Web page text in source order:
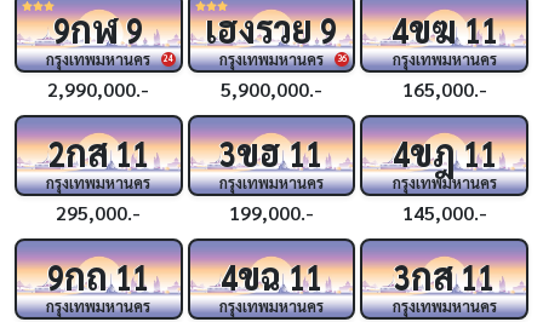
24
9กฬ9
กรุงเทพมหานคร
2,990,000.-
36
เฮงรวย9
กรุงเทพมหานคร
5,900,000.-
4ขฆ11
กรุงเทพมหานคร
165,000.-
2กส11
กรุงเทพมหานคร
295,000.-
3ขฮ11
กรุงเทพมหานคร
199,000.-
4ขฎ11
กรุงเทพมหานคร
145,000.-
9กถ11
กรุงเทพมหานคร
4ขฉ11
กรุงเทพมหานคร
3กส11
กรุงเทพมหานคร